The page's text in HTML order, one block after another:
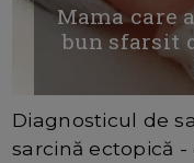
Mama care
bun sfarsit
Diagnosticul de
sarcină ectopică